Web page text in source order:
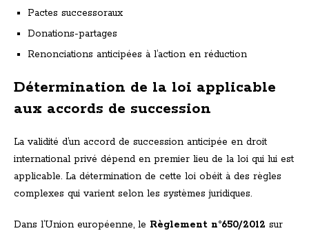
Pactes successoraux
Donations-partages
Renonciations anticipées à l’action en réduction
Détermination de la loi applicable
aux accords de succession
La validité d’un accord de succession anticipée en droit
international privé dépend en premier lieu de la loi qui lui est
applicable. La détermination de cette loi obéit à des règles
complexes qui varient selon les systèmes juridiques.
Dans l’Union européenne, le Règlement n°650/2012 sur